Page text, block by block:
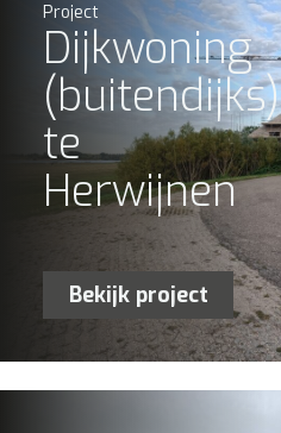
Project
Dijkwoning
(buitendijks)
te
Herwijnen
Bekijk project